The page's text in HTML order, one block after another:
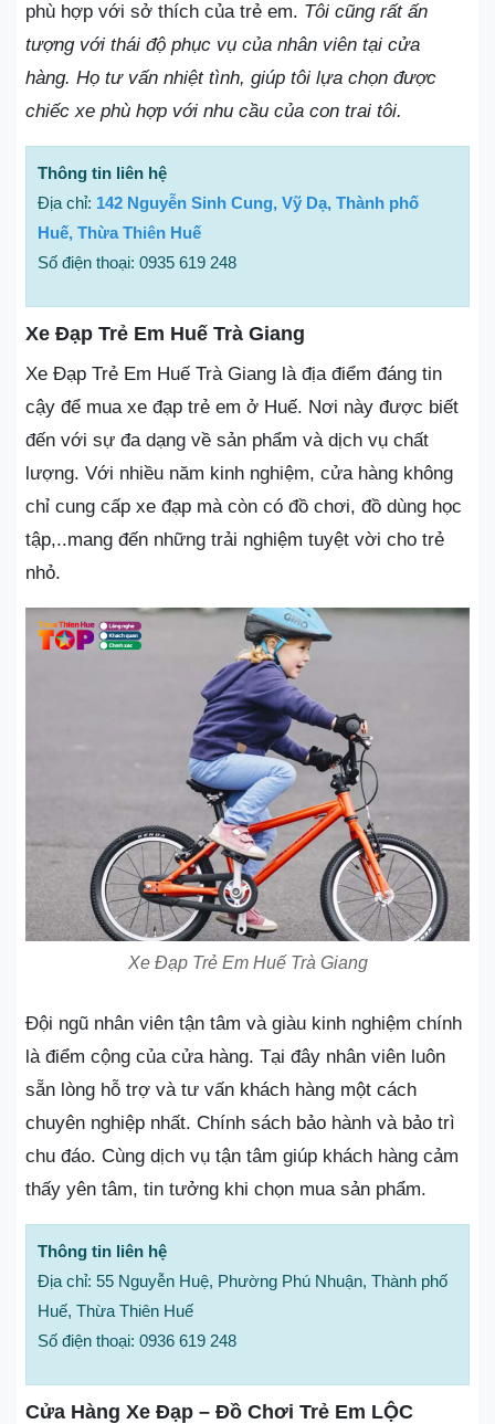
phù hợp với sở thích của trẻ em. Tôi cũng rất ấn
tượng với thái độ phục vụ của nhân viên tại cửa
hàng. Họ tư vấn nhiệt tình, giúp tôi lựa chọn được
chiếc xe phù hợp với nhu cầu của con trai tôi.
Thông tin liên hệ
Địa chỉ: 142 Nguyễn Sinh Cung, Vỹ Dạ, Thành phố
Huế, Thừa Thiên Huế
Số điện thoại: 0935 619 248
Xe Đạp Trẻ Em Huế Trà Giang
Xe Đạp Trẻ Em Huế Trà Giang là địa điểm đáng tin
cậy để mua xe đạp trẻ em ở Huế. Nơi này được biết
đến với sự đa dạng về sản phẩm và dịch vụ chất
lượng. Với nhiều năm kinh nghiệm, cửa hàng không
chỉ cung cấp xe đạp mà còn có đồ chơi, đồ dùng học
tập,..mang đến những trải nghiệm tuyệt vời cho trẻ
nhỏ.
Xe Đạp Trẻ Em Huế Trà Giang
Đội ngũ nhân viên tận tâm và giàu kinh nghiệm chính
là điểm cộng của cửa hàng. Tại đây nhân viên luôn
sẵn lòng hỗ trợ và tư vấn khách hàng một cách
chuyên nghiệp nhất. Chính sách bảo hành và bảo trì
chu đáo. Cùng dịch vụ tận tâm giúp khách hàng cảm
thấy yên tâm, tin tưởng khi chọn mua sản phẩm.
Thông tin liên hệ
Địa chỉ: 55 Nguyễn Huệ, Phường Phú Nhuận, Thành phố
Huế, Thừa Thiên Huế
Số điện thoại: 0936 619 248
Cửa Hàng Xe Đạp – Đồ Chơi Trẻ Em LỘC